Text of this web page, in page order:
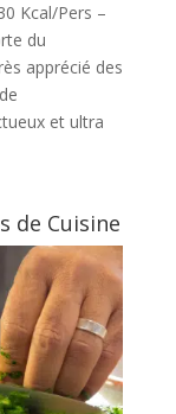
Kcal/Pers –
du
apprécié des
et ultra
de Cuisine